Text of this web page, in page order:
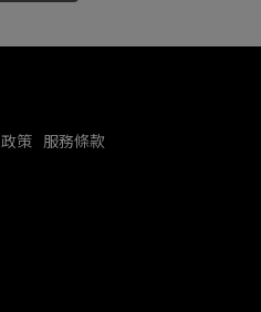
策 服務條款